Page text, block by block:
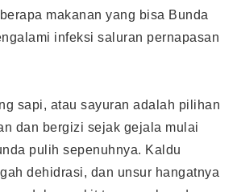
makanan yang bisa Bunda
infeksi saluran pernapasan
sapi, atau sayuran adalah pilihan
dan bergizi sejak gejala mulai
pulih sepenuhnya. Kaldu
dehidrasi, dan unsur hangatnya